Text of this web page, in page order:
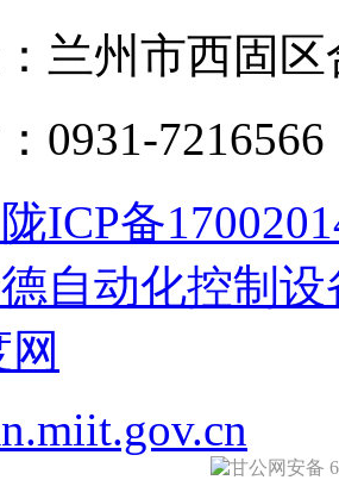
兰州市西固
0931-
ICP备
自动化控制
甘公网安备